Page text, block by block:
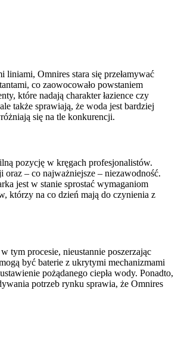
Omnires stara się przełamywać
co zaowocowało powstaniem
które nadają charakter łazience czy
także sprawiają, że woda jest bardziej
się na tle konkurencji.
pozycję w kręgach profesjonalistów.
– co najważniejsze – niezawodność.
jest w stanie sprostać wymaganiom
którzy na co dzień mają do czynienia z
tym procesie, nieustannie poszerzając
być baterie z ukrytymi mechanizmami
pożądanego ciepła wody. Ponadto,
potrzeb rynku sprawia, że Omnires